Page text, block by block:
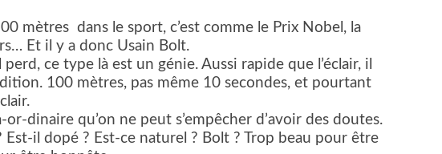
mètres dans le sport, c’est comme le Prix Nobel, la
Et il y a donc Usain Bolt.
ce type là est un génie. Aussi rapide que l’éclair, il
100 mètres, pas même 10 secondes, et pourtant
dinaire qu’on ne peut s’empêcher d’avoir des doutes.
Est-il dopé ? Est-ce naturel ? Bolt ? Trop beau pour être